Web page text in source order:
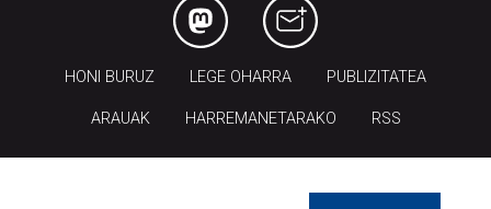
HONI BURUZ LEGE OHARRA PUBLIZITATEA
ARAUAK HARREMANETARAKO RSS